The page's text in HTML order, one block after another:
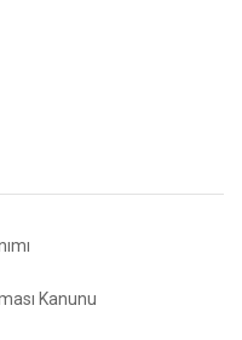
Kanunu